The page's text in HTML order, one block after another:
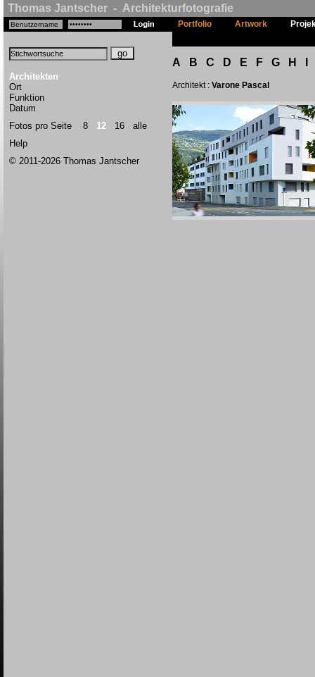
Thomas Jantscher - Architekturfotografie
Architekten
Ort
Funktion
Datum
Fotos pro Seite 8 12 16
alle
Help
© 2011-2026 Thomas Jantscher
Portfolio Artwork
A B C D E F G H
Architekt : Varone Pascal